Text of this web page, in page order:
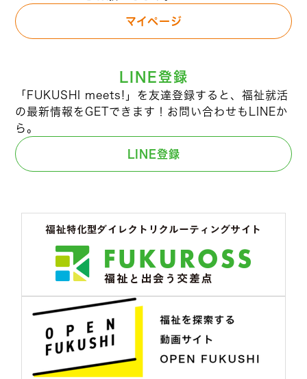
マイページ
LINE登録
「FUKUSHI meets!」を友達登録すると、福祉就活
の最新情報をGETできます！お問い合わせもLINEか
ら。
LINE登録